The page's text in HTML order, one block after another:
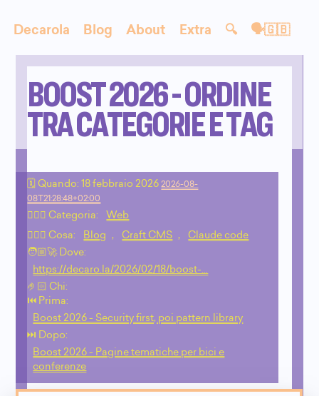
Decarola Blog About Extra 🔍 🗣🇬🇧
BOOST 2026 - ORDINE
TRA CATEGORIE E TAG
🗓 Quando:18 febbraio 2026 2026-08-
08T21:28:48+02:00
🙇🏻‍♂️ Categoria:
Web
💁🏼‍♂️ Cosa:
Blog , Craft CMS ,
Claude code
🧑🏼‍🚀 Dove:
https://decaro.la/2026/02/18/boost-…
🤌🏻 Chi:
⏮️ Prima:
Boost 2026 - Security first, poi pattern library
⏭️ Dopo:
Boost 2026 - Pagine tematiche per bici e
conferenze